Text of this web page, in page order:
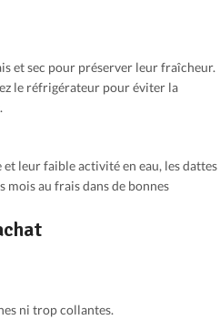
et sec pour préserver leur fraîcheur.
le réfrigérateur pour éviter la
leur faible activité en eau, les dattes
mois au frais dans de bonnes
ni trop collantes.